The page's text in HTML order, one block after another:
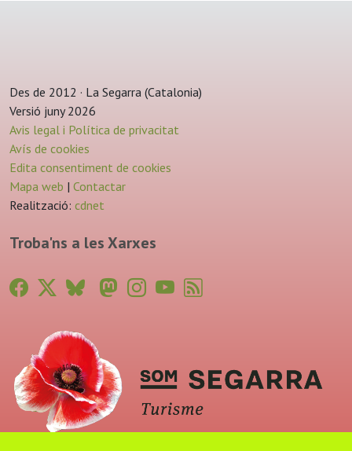
Des de 2012 · La Segarra (Catalonia)
Versió juny 2026
Avis legal i Política de privacitat
Avís de cookies
Edita consentiment de cookies
Mapa web | Contactar
Realització: cdnet
Troba'ns a les Xarxes